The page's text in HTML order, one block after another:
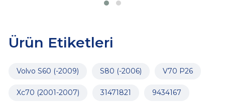
Ürün Etiketleri
Volvo S60 (-2009) S80 (-2006) V70 P26
Xc70 (2001-2007) 31471821 9434167